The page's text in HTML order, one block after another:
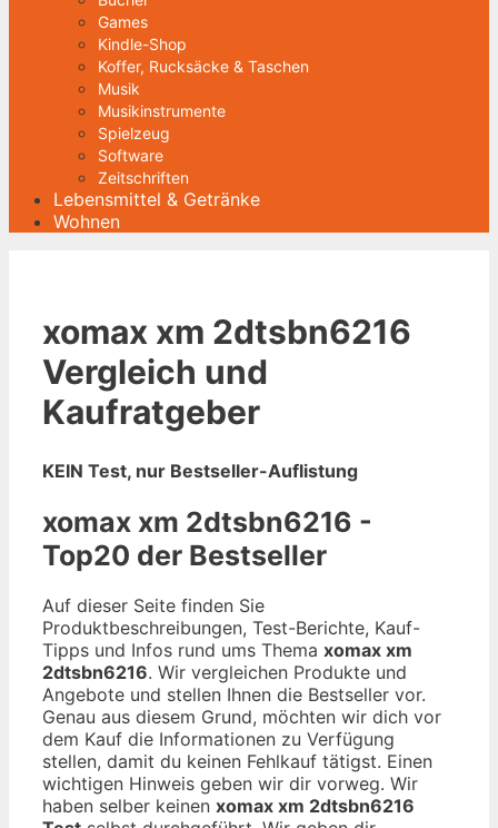
Games
Kindle-Shop
Koffer, Rucksäcke & Taschen
Musik
Musikinstrumente
Spielzeug
Software
Zeitschriften
Lebensmittel & Getränke
Wohnen
xomax xm 2dtsbn6216
Vergleich und
Kaufratgeber
KEIN Test, nur Bestseller-Auflistung
xomax xm 2dtsbn6216 -
Top20 der Bestseller
Auf dieser Seite finden Sie
Produktbeschreibungen, Test-Berichte, Kauf-
Tipps und Infos rund ums Thema xomax xm
2dtsbn6216. Wir vergleichen Produkte und
Angebote und stellen Ihnen die Bestseller vor.
Genau aus diesem Grund, möchten wir dich vor
dem Kauf die Informationen zu Verfügung
stellen, damit du keinen Fehlkauf tätigst. Einen
wichtigen Hinweis geben wir dir vorweg. Wir
haben selber keinen xomax xm 2dtsbn6216